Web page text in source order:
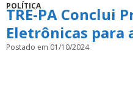
POLÍTICA
TRE-PA Conclui
Eletrônicas para
Postado em 01/10/2024